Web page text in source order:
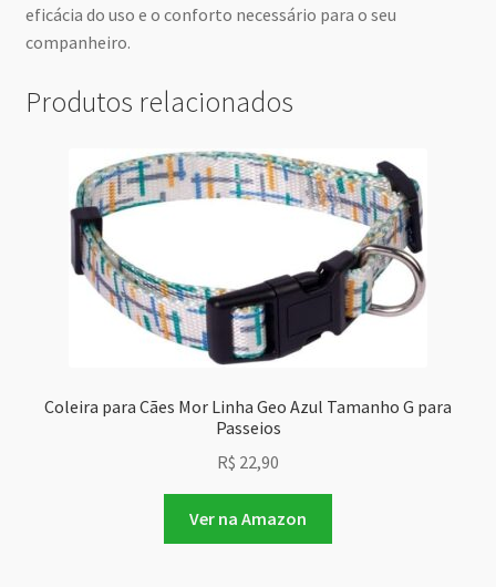
eficácia do uso e o conforto necessário para o seu
companheiro.
Produtos relacionados
Coleira para Cães Mor Linha Geo Azul Tamanho G para
Passeios
R$ 22,90
Ver na Amazon